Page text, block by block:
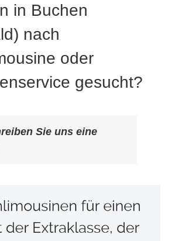
in Buchen
nach
oder
gesucht?
Sie uns eine